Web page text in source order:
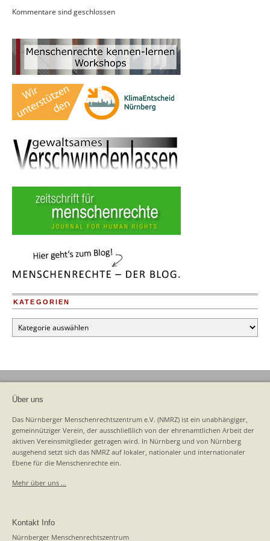
Kommentare sind geschlossen
KATEGORIEN
Kategorien
Über uns
Das Nürnberger Menschenrechtszentrum e.V. (NMRZ) ist ein unabhängiger,
gemeinnütziger Verein, der ausschließlich von der ehrenamtlichen Arbeit der
aktiven Vereinsmitglieder getragen wird. In Nürnberg und von Nürnberg
ausgehend setzt sich das NMRZ auf lokaler, nationaler und internationaler
Ebene für die Menschenrechte ein.
Mehr über uns …
Kontakt Info
Nürnberger Menschenrechtszentrum